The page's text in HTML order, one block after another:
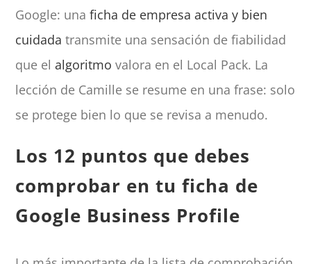
Google: unaficha de empresa activa y bien
cuidada transmite una sensación de fiabilidad
que elalgoritmo valora en el Local Pack. La
lección de Camille se resume en una frase: solo
se protege bien lo que se revisa a menudo.
Los 12 puntos que debes
comprobar en tu ficha de
Google Business Profile